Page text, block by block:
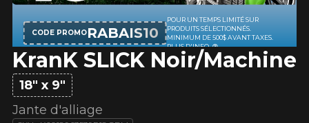
RECHERCHE DE PNEUS VOIR TOUT
Rechercher par
Par dimensions Par véhicule
Recherche par dimensions
ROUES
RECHERCHE DE ROUES VOIR TOUT
Par véhicule
ENSEMBLES
RECHERCHE D'ENSEMBLES
PROMOTIONS
KranK SLICK Noir/Machine
18" x 9"
Jante d'alliage
CODE PROMORABAIS10
POUR UN TEMPS LIMITÉ SUR
PRODUITS SÉLECTIONNÉS.
MINIMUM DE 500$ AVANT TAXES.
PLUS D'INFO